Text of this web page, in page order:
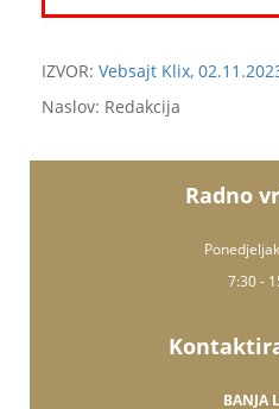
IZVOR: Vebsajt Klix,
Naslov: Redakcija
Radno
7:30 -
BANJA